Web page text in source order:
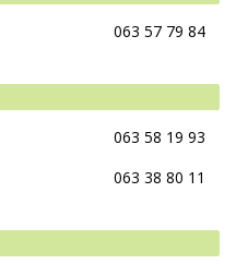
063 57 79 84
063 58 19 93
063 38 80 11